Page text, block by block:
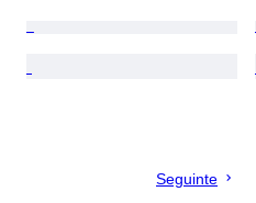
Seguinte